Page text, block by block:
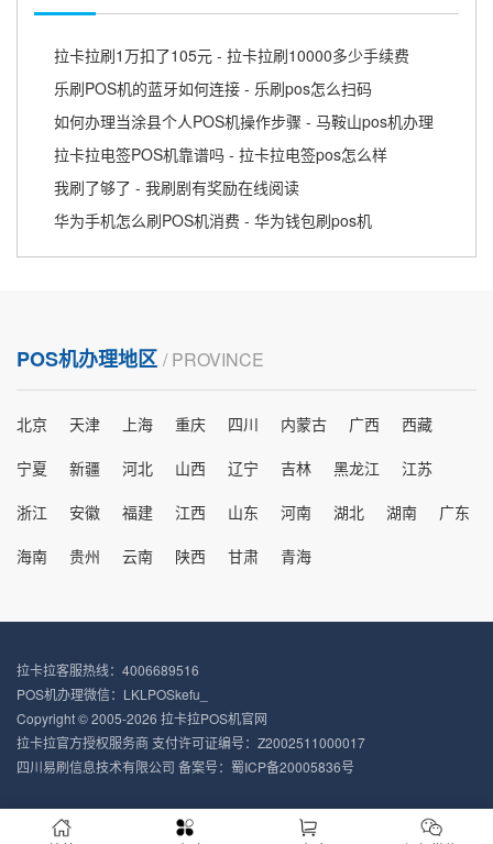
拉卡拉刷1万扣了105元 - 拉卡拉刷10000多少手续费
乐刷POS机的蓝牙如何连接 - 乐刷pos怎么扫码
如何办理当涂县个人POS机操作步骤 - 马鞍山pos机办理
拉卡拉电签POS机靠谱吗 - 拉卡拉电签pos怎么样
我刷了够了 - 我刷剧有奖励在线阅读
华为手机怎么刷POS机消费 - 华为钱包刷pos机
POS机办理地区 / PROVINCE
北京 天津 上海 重庆 四川 内蒙古 广西
西藏
宁夏
新疆 河北 山西 辽宁 吉林 黑龙江
江苏
浙江
安徽 福建 江西 山东 河南 湖北 湖南
广东
海南
贵州 云南 陕西 甘肃 青海
拉卡拉客服热线：4006689516
POS机办理微信：LKLPOSkefu_
Copyright © 2005-2026 拉卡拉POS机官网
拉卡拉官方授权服务商 支付许可证编号：Z2002511000017
四川易刷信息技术有限公司 备案号： 蜀ICP备20005836号